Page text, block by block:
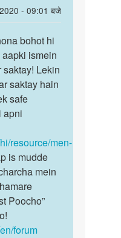
- 09:01 बजे
bohot hi
ismein
Lekin
saktay hain
safe
apni
resource/men-
is mudde
mein
Poocho”
forum